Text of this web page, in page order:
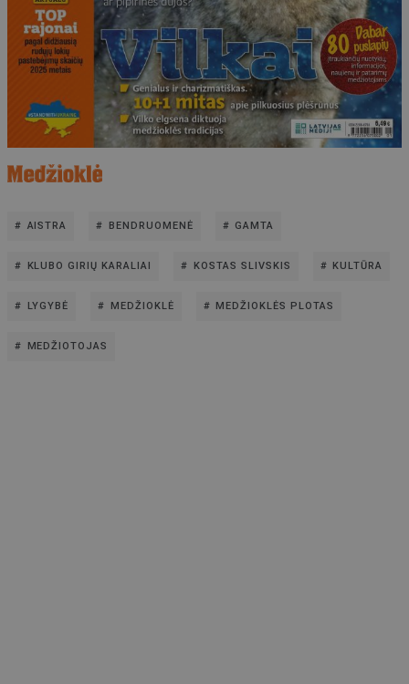
AISTRA BENDRUOMENĖ GAMTA
KLUBO GIRIŲ KARALIAI KOSTAS SLIVSKIS KULTŪRA
LYGYBĖ MEDŽIOKLĖ MEDŽIOKLĖS PLOTAS
MEDŽIOTOJAS